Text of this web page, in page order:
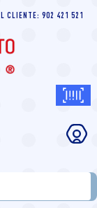
CLIENTE: 902 421 521